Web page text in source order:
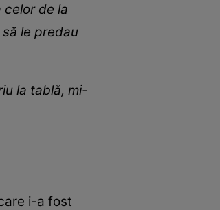
celor de la
le predau
la tablă, mi-
i-a fost